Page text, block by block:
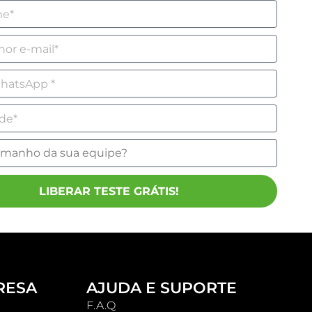
LIBERAR TESTE GRÁTIS!
AJUDA E SUPORTE
F.A.Q